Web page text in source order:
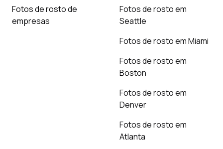
Fotos de rosto de
empresas
Fotos de rosto em
Seattle
Fotos de rosto em Miami
Fotos de rosto em
Boston
Fotos de rosto em
Denver
Fotos de rosto em
Atlanta